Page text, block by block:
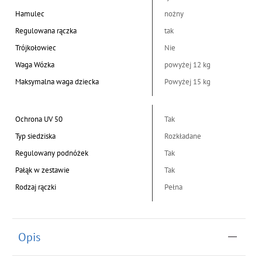
Hamulec
nożny
Regulowana rączka
tak
Trójkołowiec
Nie
Waga Wózka
powyżej 12 kg
Maksymalna waga dziecka
Powyżej 15 kg
Ochrona UV 50
Tak
Typ siedziska
Rozkładane
Regulowany podnóżek
Tak
Pałąk w zestawie
Tak
Rodzaj rączki
Pełna
Opis